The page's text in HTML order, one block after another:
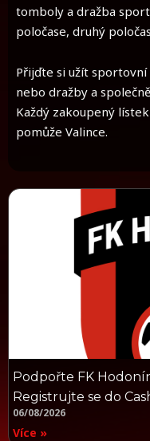
tomboly a dražba
poločase, druhý
Přijďte si užít
nebo dražby a
Každý zakoupený
pomůže Valince.
Podpořte FK
Registrujte se do
06/08/2026
Více »